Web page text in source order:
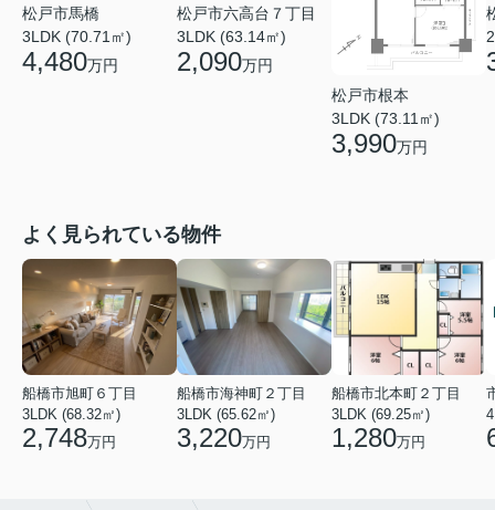
松戸市馬橋
3LDK (70.71㎡)
4,480万円
松戸市六高台７丁目
3LDK (63.14㎡)
2,090万円
松戸市根本
3LDK (73.11㎡)
3,990万円
よく見られている物件
船橋市旭町６丁目
3LDK (68.32㎡)
2,748万円
船橋市海神町２丁目
3LDK (65.62㎡)
3,220万円
船橋市北本町２丁目
3LDK (69.25㎡)
1,280万円